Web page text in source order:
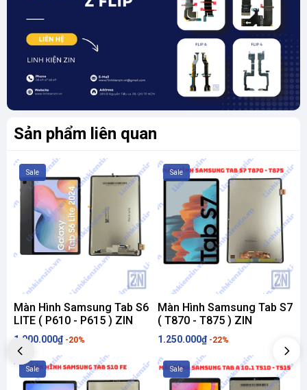
Sản phẩm liên quan
Sale
Màn Hình Samsung Tab S6
LITE ( P610 - P615 ) ZIN
1.000.000₫ -20%
Sale
Màn Hình Samsung Tab S7
( T870 - T875 ) ZIN
1.250.000₫ -22%
Sale Sale